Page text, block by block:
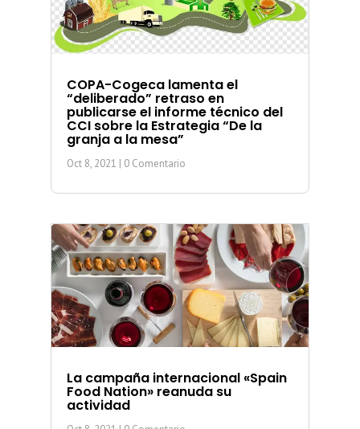
COPA-Cogeca lamenta el
“deliberado” retraso en
publicarse el informe técnico del
CCI sobre la Estrategia “De la
granja a la mesa”
Oct 8, 2021 | 0 Comentario
La campaña internacional «Spain
Food Nation» reanuda su
actividad